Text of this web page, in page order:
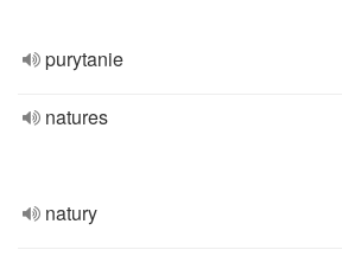
purytanie
natures
natury